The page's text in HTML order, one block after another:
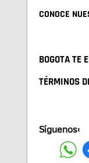
CONOCE
BOGOTA TE
TÉRMINOS
Síguenos: